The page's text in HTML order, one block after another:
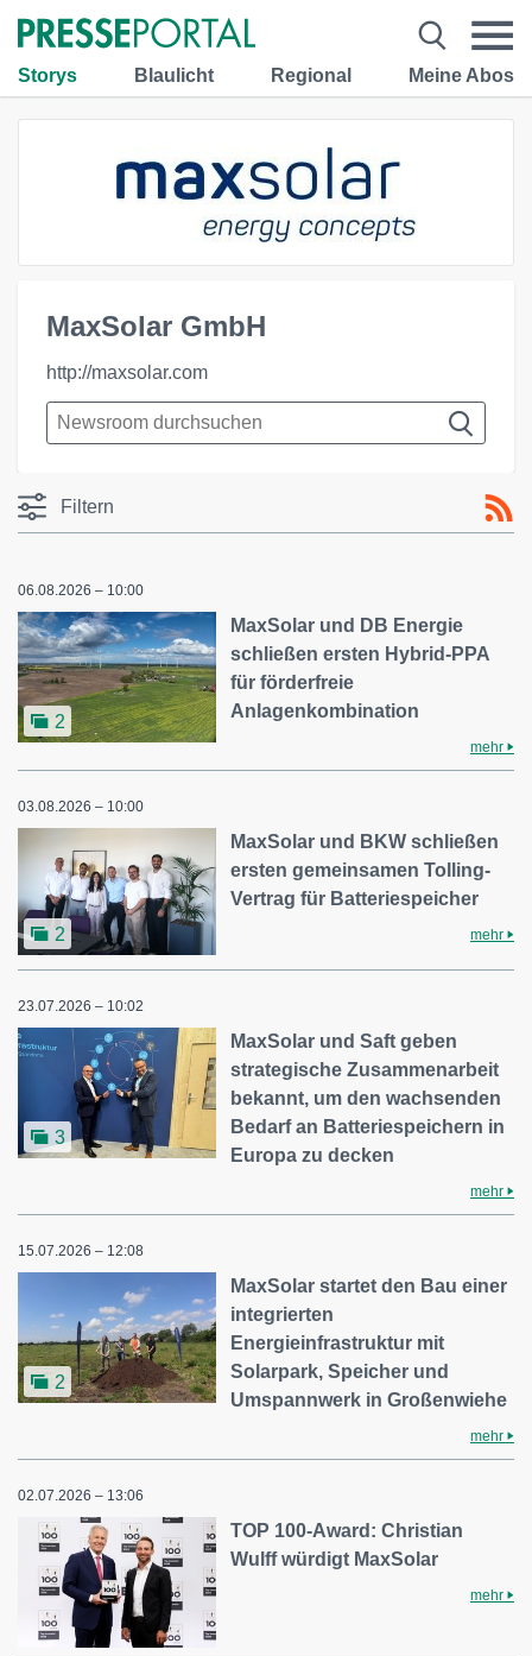
Storys Blaulicht Regional Meine Abos
MaxSolar GmbH
http://maxsolar.com
Filtern
06.08.2026 – 10:00
2
MaxSolar und DB Energie
schließen ersten Hybrid-PPA
für förderfreie
Anlagenkombination
mehr
03.08.2026 – 10:00
2
MaxSolar und BKW schließen
ersten gemeinsamen Tolling-
Vertrag für Batteriespeicher
mehr
23.07.2026 – 10:02
3
MaxSolar und Saft geben
strategische Zusammenarbeit
bekannt, um den wachsenden
Bedarf an Batteriespeichern in
Europa zu decken
mehr
15.07.2026 – 12:08
2
MaxSolar startet den Bau einer
integrierten
Energieinfrastruktur mit
Solarpark, Speicher und
Umspannwerk in Großenwiehe
mehr
02.07.2026 – 13:06
TOP 100-Award: Christian
Wulff würdigt MaxSolar
mehr